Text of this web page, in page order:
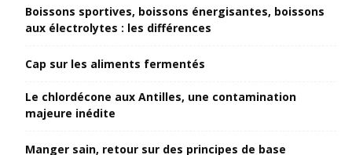
Boissons sportives, boissons énergisantes, boissons
aux électrolytes : les différences
Cap sur les aliments fermentés
Le chlordécone aux Antilles, une contamination
majeure inédite
Manger sain, retour sur des principes de base